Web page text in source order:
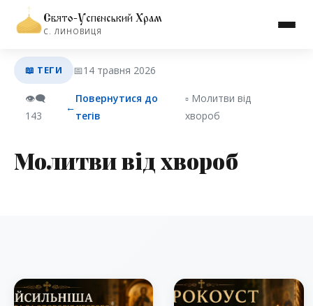
Свято-Успенський Храм
С. ЛИНОВИЦЯ
📖 ТЕГИ 📅14 травня 2026
👁️‍🗨️
143
←
Повернутися до
тегів
▫︎ Молитви від
хвороб
Молитви від хвороб